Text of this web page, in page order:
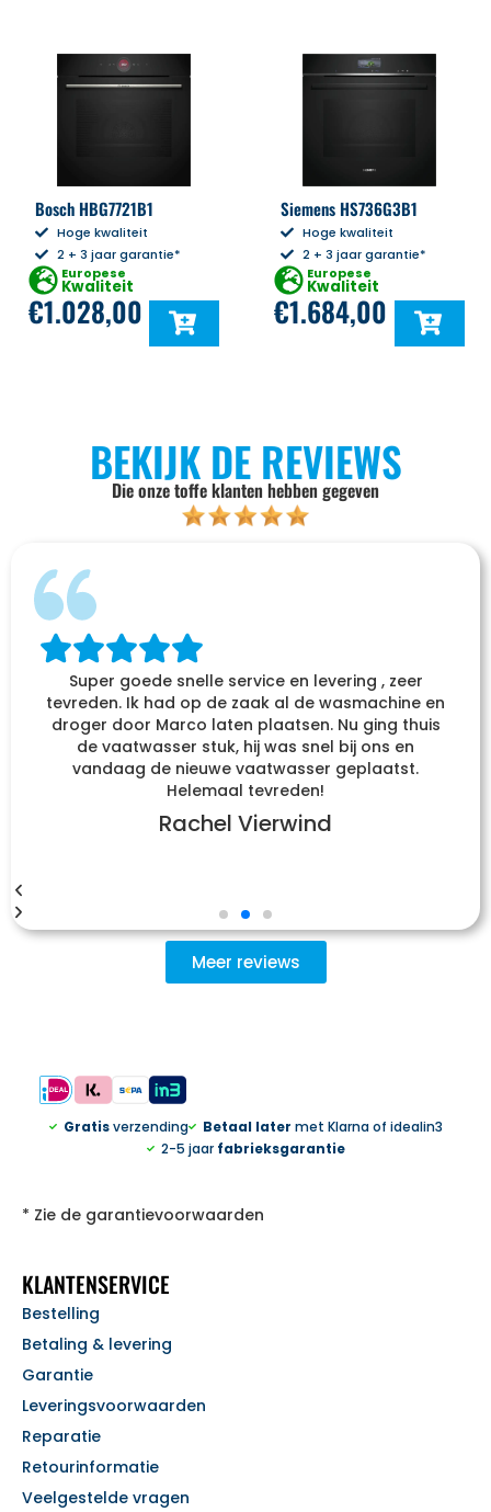
Bosch HBG7721B1
Hoge kwaliteit
2 + 3 jaar garantie*
Europese
Kwaliteit
€1.028,00
Siemens HS736G3B1
Hoge kwaliteit
2 + 3 jaar garantie*
Europese
Kwaliteit
€1.684,00
BEKIJK DE REVIEWS
Die onze toffe klanten hebben gegeven
Super goede snelle service en levering , zeer
tevreden. Ik had op de zaak al de wasmachine en
droger door Marco laten plaatsen. Nu ging thuis
de vaatwasser stuk, hij was snel bij ons en
vandaag de nieuwe vaatwasser geplaatst.
Helemaal tevreden!
Rachel Vierwind
Meer reviews
Gratisverzending Betaal later met Klarna of idealin3
2-5 jaar fabrieksgarantie
* Zie de garantievoorwaarden
KLANTENSERVICE
Bestelling
Betaling & levering
Garantie
Leveringsvoorwaarden
Reparatie
Retourinformatie
Veelgestelde vragen